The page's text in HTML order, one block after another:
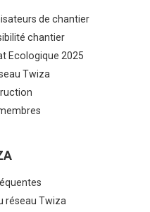
de chantier
chantier
Ecologique 2025
Twiza
réseau Twiza